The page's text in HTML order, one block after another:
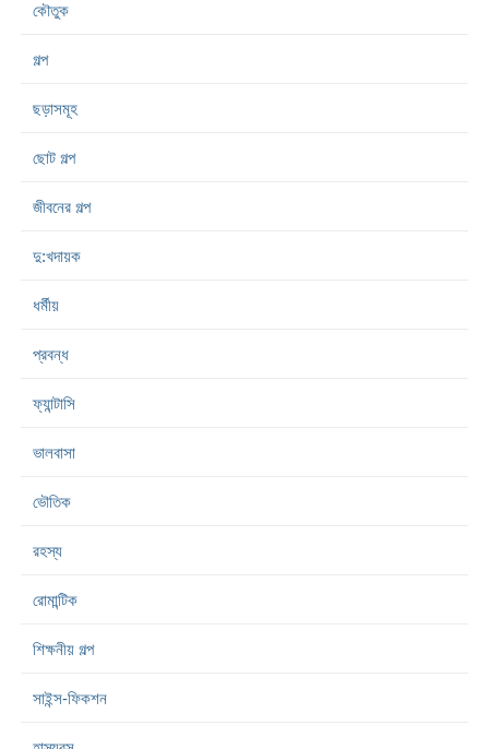
কৌতুক
গল্প
ছড়াসমূহ
ছোট গল্প
জীবনের গল্প
দু:খদায়ক
ধর্মীয়
প্রবন্ধ
ফ্যান্টাসি
ভালবাসা
ভৌতিক
রহস্য
রোমান্টিক
শিক্ষনীয় গল্প
সাইন্স-ফিকশন